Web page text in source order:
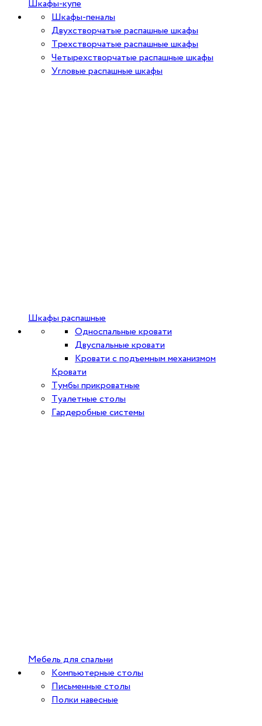
Шкафы-купе
Шкафы-пеналы
Двухстворчатые распашные шкафы
Трехстворчатые распашные шкафы
Четырехстворчатые распашные шкафы
Угловые распашные шкафы
Шкафы распашные
Односпальные кровати
Двуспальные кровати
Кровати с подъемным механизмом
Кровати
Тумбы прикроватные
Туалетные столы
Гардеробные системы
Мебель для спальни
Компьютерные столы
Письменные столы
Полки навесные